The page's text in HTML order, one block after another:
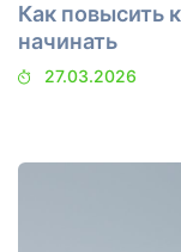
Как повысить
начинать
27.03.2026